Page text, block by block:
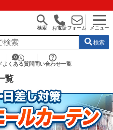
検索 お電話フォーム メニュー
検索
よくある質問 問い合わせ一覧
覧